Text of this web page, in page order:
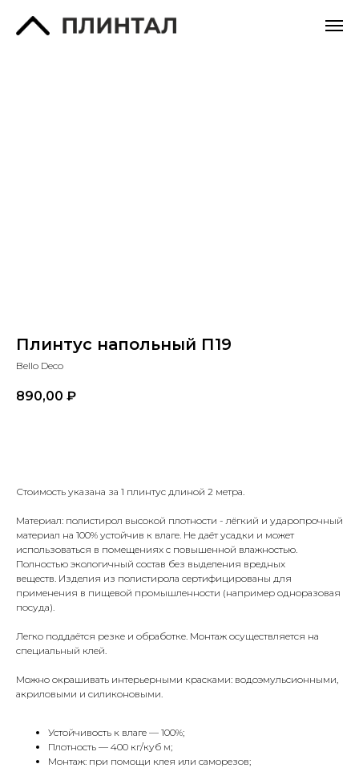
Плинтус напольный П19
Bello Deco
890,00 ₽
Стоимость указана за 1 плинтус длиной 2 метра.
Материал: полистирол высокой плотности - лёгкий и ударопрочный
материал на 100% устойчив к влаге. Не даёт усадки и может
использоваться в помещениях с повышенной влажностью.
Полностью экологичный состав без выделения вредных
веществ. Изделия из полистирола сертифицированы для
применения в пищевой промышленности (например одноразовая
посуда).
Легко поддаётся резке и обработке. Монтаж осуществляется на
специальный клей.
Можно окрашивать интерьерными красками: водоэмульсионными,
акриловыми и силиконовыми.
Устойчивость к влаге — 100%;
Плотность — 400 кг/куб м;
Монтаж: при помощи клея или саморезов;